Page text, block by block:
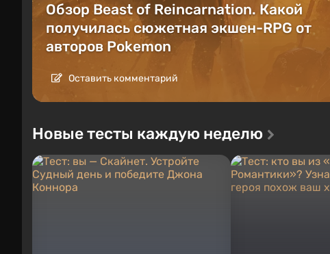
Обзор Beast of Reincarnation. Какой
получилась сюжетная экшен-RPG от
авторов Pokemon
Оставить комментарий
Новые тесты каждую неделю